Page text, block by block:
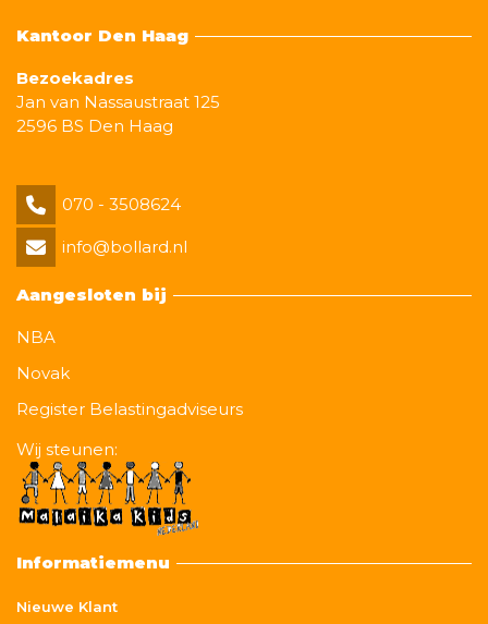
Kantoor Den Haag
Bezoekadres
Jan van Nassaustraat 125
2596 BS Den Haag
070 - 3508624
info@bollard.nl
Aangesloten bij
NBA
Novak
Register Belastingadviseurs
Wij steunen:
Informatiemenu
Nieuwe Klant